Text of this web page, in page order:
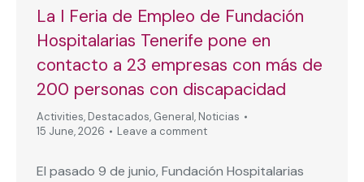
La I Feria de Empleo de Fundación
Hospitalarias Tenerife pone en
contacto a 23 empresas con más de
200 personas con discapacidad
Activities, Destacados, General, Noticias
15 June, 2026
Leave a comment
El pasado 9 de junio, Fundación Hospitalarias